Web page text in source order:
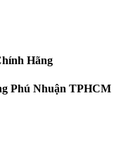
Hãng
Phú Nhuận TPHCM